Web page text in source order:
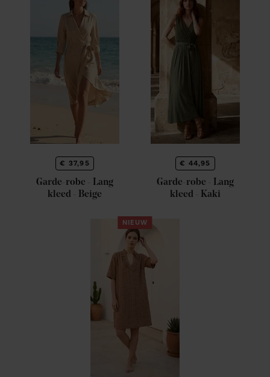
€ 37,95
Garde-robe - Lang
kleed - Beige
€ 44,95
Garde-robe - Lang
kleed - Kaki
NIEUW